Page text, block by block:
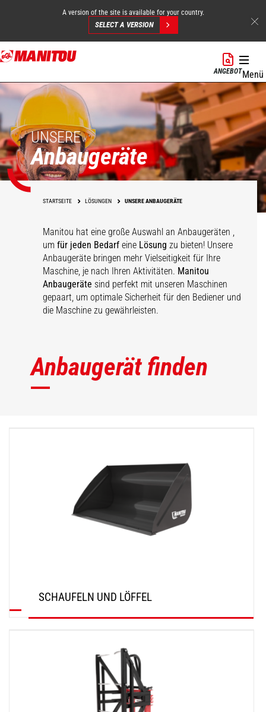
Direkt
zum
A version of the site is available for your country.
SELECT A VERSION
ANGEBOTMenü
UNSERE
Anbaugeräte
STARTSEITE LÖSUNGEN UNSERE ANBAUGERÄTE
Manitou hat eine große Auswahl an Anbaugeräten ,
umfür jeden Bedarf eine Lösung zu bieten! Unsere
Anbaugeräte bringen mehr Vielseitigkeit für Ihre
Maschine, je nach Ihren Aktivitäten. Manitou
Anbaugeräte sind perfekt mit unseren Maschinen
gepaart, um optimale Sicherheit für den Bediener und
die Maschine zu gewährleisten.
Anbaugerät finden
SCHAUFELN UND LÖFFEL